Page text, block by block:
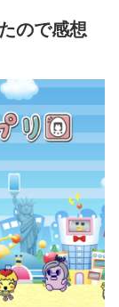
ので感想